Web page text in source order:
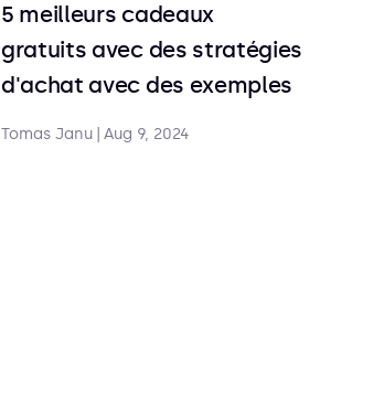
5 meilleurs cadeaux
gratuits avec des stratégies
d'achat avec des exemples
Tomas Janu Aug 9, 2024